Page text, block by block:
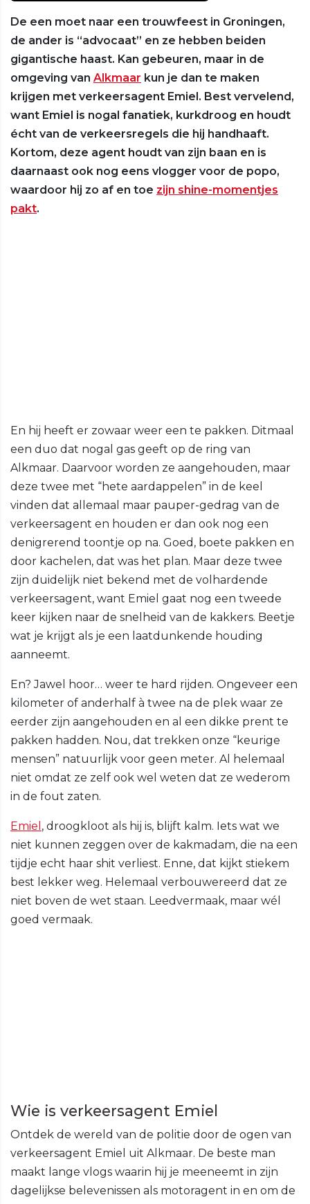
De een moet naar een trouwfeest in Groningen,
de ander is “advocaat” en ze hebben beiden
gigantische haast. Kan gebeuren, maar in de
omgeving van Alkmaar kun je dan te maken
krijgen met verkeersagent Emiel. Best vervelend,
want Emiel is nogal fanatiek, kurkdroog en houdt
écht van de verkeersregels die hij handhaaft.
Kortom, deze agent houdt van zijn baan en is
daarnaast ook nog eens vlogger voor de popo,
waardoor hij zo af en toe zijn shine-momentjes
pakt.
En hij heeft er zowaar weer een te pakken. Ditmaal
een duo dat nogal gas geeft op de ring van
Alkmaar. Daarvoor worden ze aangehouden, maar
deze twee met “hete aardappelen” in de keel
vinden dat allemaal maar pauper-gedrag van de
verkeersagent en houden er dan ook nog een
denigrerend toontje op na. Goed, boete pakken en
door kachelen, dat was het plan. Maar deze twee
zijn duidelijk niet bekend met de volhardende
verkeersagent, want Emiel gaat nog een tweede
keer kijken naar de snelheid van de kakkers. Beetje
wat je krijgt als je een laatdunkende houding
aanneemt.
En? Jawel hoor… weer te hard rijden. Ongeveer een
kilometer of anderhalf à twee na de plek waar ze
eerder zijn aangehouden en al een dikke prent te
pakken hadden. Nou, dat trekken onze “keurige
mensen” natuurlijk voor geen meter. Al helemaal
niet omdat ze zelf ook wel weten dat ze wederom
in de fout zaten.
Emiel , droogkloot als hij is, blijft kalm. Iets wat we
niet kunnen zeggen over de kakmadam, die na een
tijdje echt haar shit verliest. Enne, dat kijkt stiekem
best lekker weg. Helemaal verbouwereerd dat ze
niet boven de wet staan. Leedvermaak, maar wél
goed vermaak.
Wie is verkeersagent Emiel
Ontdek de wereld van de politie door de ogen van
verkeersagent Emiel uit Alkmaar. De beste man
maakt lange vlogs waarin hij je meeneemt in zijn
dagelijkse belevenissen als motoragent in en om de